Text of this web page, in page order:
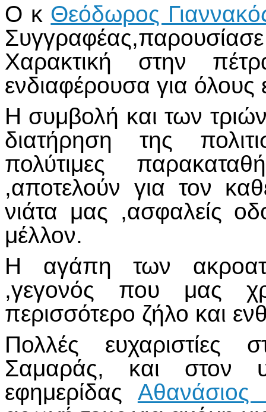
Ο κ Θεόδωρος
Χαρακτική στην
ενδιαφέρουσα για όλους
Η συμβολή και των
διατήρηση της
πολύτιμες
,αποτελούν για τον
νιάτα μας ,ασφαλείς
μέλλον.
Η αγάπη των
,γεγονός που μας
περισσότερο ζήλο και
Πολλές
Σαμαράς, και στον
εφημερίδας Αθανάσιος